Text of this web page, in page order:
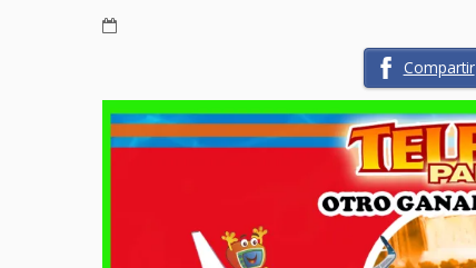
Compartir